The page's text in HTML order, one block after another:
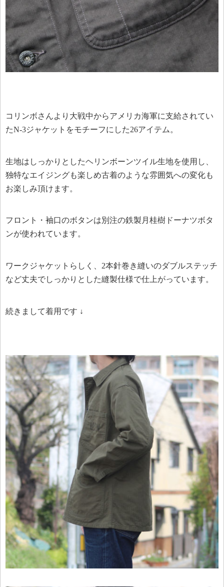
コリンボさんより大戦中からアメリカ海軍に支給されてい
たN-3ジャケットをモチーフにした26アイテム。
生地はしっかりとしたヘリンボーンツイル生地を使用し、
独特なエイジングも楽しめ古着のような雰囲気への変化も
お楽しみ頂けます。
フロント・袖口のボタンは別注の鉄製月桂樹ドーナツボタ
ンが使われています。
ワークジャケットらしく、2本針巻き縫いのダブルステッチ
など丈夫でしっかりとした縫製仕様で仕上がっています。
続きまして着用です ↓